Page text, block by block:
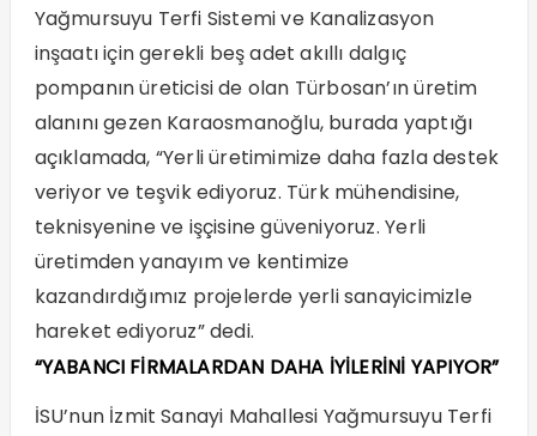
Yağmursuyu Terfi Sistemi ve Kanalizasyon
inşaatı için gerekli beş adet akıllı dalgıç
pompanın üreticisi de olan Türbosan’ın üretim
alanını gezen Karaosmanoğlu, burada yaptığı
açıklamada, “Yerli üretimimize daha fazla destek
veriyor ve teşvik ediyoruz. Türk mühendisine,
teknisyenine ve işçisine güveniyoruz. Yerli
üretimden yanayım ve kentimize
kazandırdığımız projelerde yerli sanayicimizle
hareket ediyoruz” dedi.
“YABANCI FİRMALARDAN DAHA İYİLERİNİ YAPIYOR”
İSU’nun İzmit Sanayi Mahallesi Yağmursuyu Terfi